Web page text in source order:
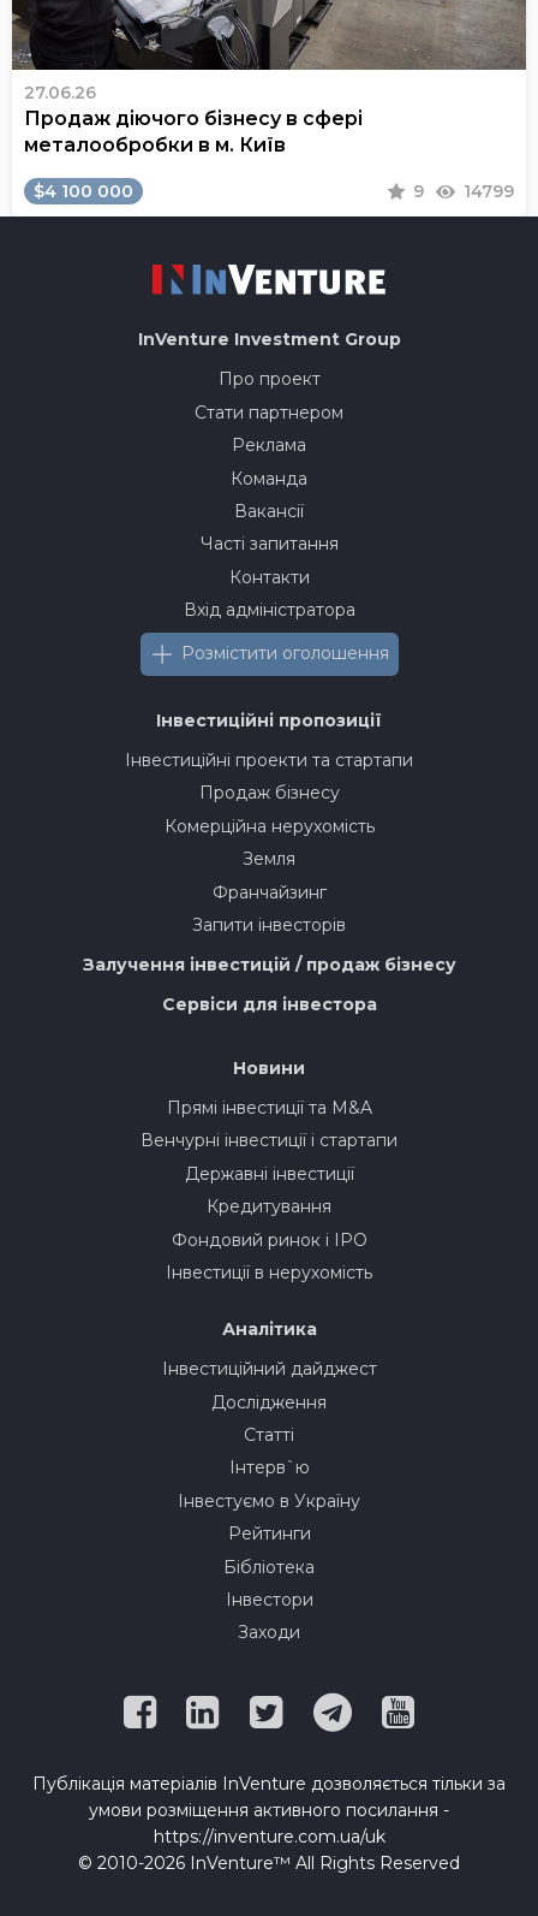
27.06.26
Продаж діючого бізнесу в сфері
металообробки в м. Київ
$4 100 000 9 14799
InVenture Investment Group
Про проект
Стати партнером
Реклама
Команда
Вакансії
Часті запитання
Контакти
Вхід адміністратора
Розмістити оголошення
Інвестиційні пропозиції
Інвестиційні проекти та стартапи
Продаж бізнесу
Комерційна нерухомість
Земля
Франчайзинг
Запити інвесторів
Залучення інвестицій / продаж бізнесу
Сервіси для інвестора
Новини
Прямі інвестиції та M&A
Венчурні інвестиції і стартапи
Державні інвестиції
Кредитування
Фондовий ринок і IPO
Інвестиції в нерухомість
Аналітика
Інвестиційний дайджест
Дослідження
Статті
Інтерв`ю
Інвестуємо в Україну
Рейтинги
Бібліотека
Інвестори
Заходи
Публікація матеріалів InVenture дозволяється тільки за
умови розміщення активного посилання -
https://inventure.com.ua/uk
© 2010-2026 InVenture™ All Rights Reserved